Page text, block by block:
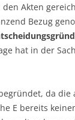
Akten
Bezug
hat in der
da die
E bereits